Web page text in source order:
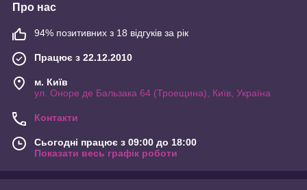
Про нас
94% позитивних з 18 відгуків за рік
Працює з 22.12.2010
м. Київ
ул. Оноре де Бальзака 64 (Троещина), Київ, Україна
Контакти
Сьогодні працює з 09:00 до 18:00
Показати весь графік роботи